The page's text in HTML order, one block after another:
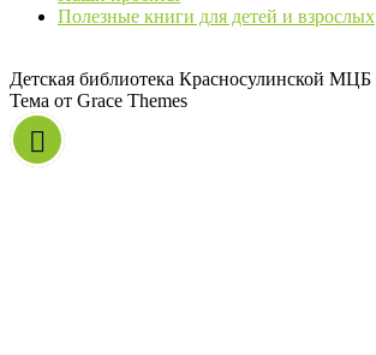
Полезные книги для детей и взрослых
Детская библиотека Красносулинской МЦБ
Тема от Grace Themes